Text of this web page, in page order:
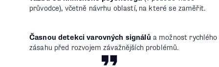
průvodce), včetně návrhu oblastí, na které se zaměřit.
Časnou detekci varovných signálů a možnost rychlého
zásahu před rozvojem závažnějších problémů.